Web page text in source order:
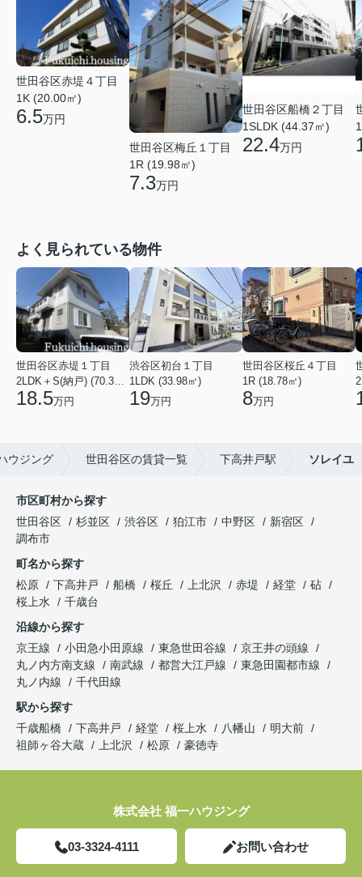
世田谷区赤堤４丁目
1K (20.00㎡)
6.5万円
世田谷区梅丘１丁目
1R (19.98㎡)
7.3万円
世田谷区船橋２丁目
1SLDK (44.37㎡)
22.4万円
よく見られている物件
世田谷区赤堤１丁目
18.5万円
渋谷区初台１丁目
1LDK (33.98㎡)
19万円
世田谷区桜丘４丁目
1R (18.78㎡)
8万円
ウジング 世田谷区の賃貸一覧 下高井戸駅 ソレイユ
市区町村から探す
世田谷区
杉並区 渋谷区 狛江市 中野区
新宿区
調布市
町名から探す
松原
下高井戸 船橋 桜丘 上北沢 赤堤 経堂
砧
桜上水
千歳台
沿線から探す
京王線
小田急小田原線 東急世田谷線
京王井の頭線
丸ノ内方南支線
南武線 都営大江戸線
東急田園都市線
丸ノ内線
千代田線
駅から探す
千歳船橋
下高井戸 経堂 桜上水 八幡山
明大前
祖師ヶ谷大蔵
上北沢 松原 豪徳寺
株式会社 福一ハウジング
03-3324-4111 お問い合わせ